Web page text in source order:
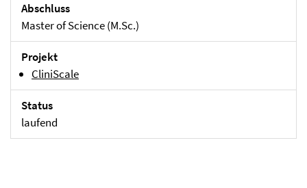
Abschluss
Master of Science (M.Sc.)
Projekt
CliniScale
Status
laufend